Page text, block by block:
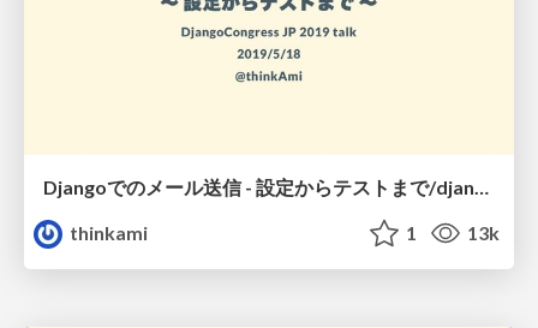
thinkami
1 13k